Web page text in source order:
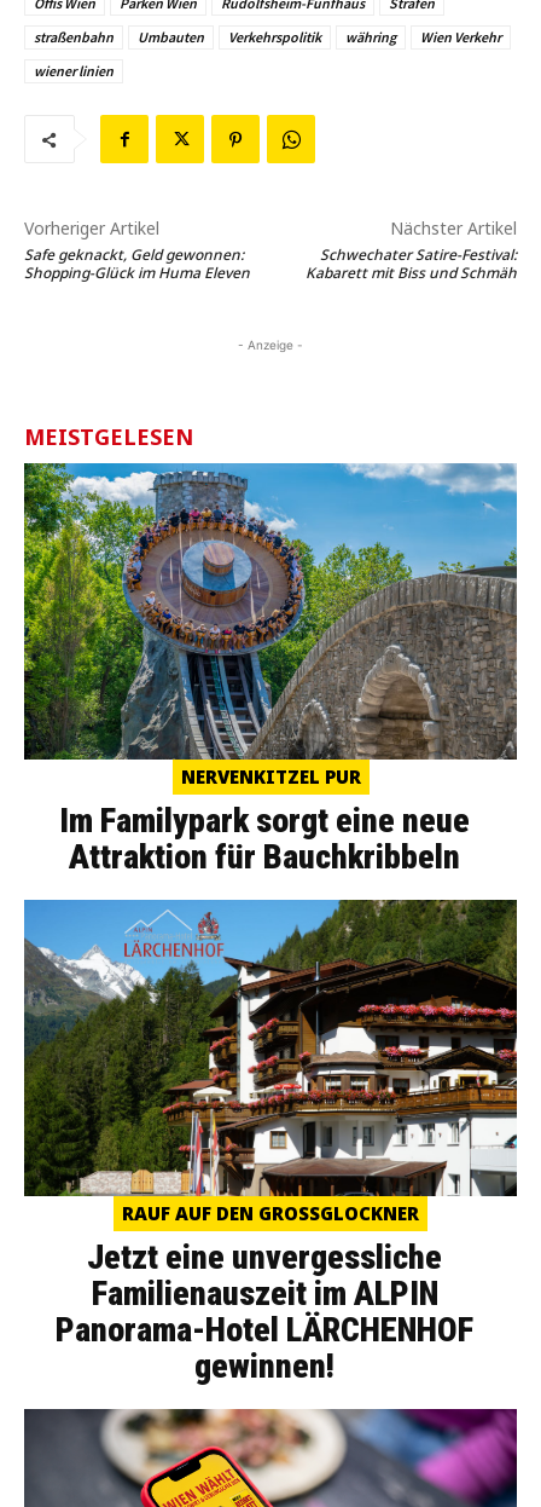
straßenbahn
Umbauten Verkehrspolitik währing
Wien Verkehr
wiener linien
Vorheriger Artikel
Safe geknackt, Geld gewonnen:
Shopping-Glück im Huma Eleven
Nächster Artikel
Schwechater Satire-Festival:
Kabarett mit Biss und Schmäh
- Anzeige -
MEISTGELESEN
NERVENKITZEL PUR
Im Familypark sorgt eine neue
Attraktion für Bauchkribbeln
RAUF AUF DEN GROSSGLOCKNER
Jetzt eine unvergessliche
Familienauszeit im ALPIN
Panorama-Hotel LÄRCHENHOF
gewinnen!